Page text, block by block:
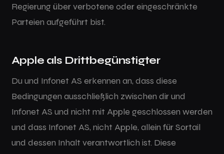
Regierung über verbotene oder eingeschränkte
Parteien aufgeführt bist.
Apple als Drittbegünstigter
Du und Infonet AS erkennen an, dass diese
Bedingungen ausschließlich zwischen dir und
Infonet AS und nicht mit Apple geschlossen werden
und dass Infonet AS, nicht Apple, allein für Sortail
und dessen Inhalt verantwortlich ist. Diese